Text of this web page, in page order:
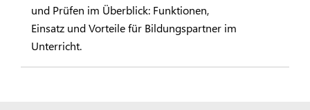
und Prüfen im Überblick: Funktionen,
Einsatz und Vorteile für Bildungspartner im
Unterricht.